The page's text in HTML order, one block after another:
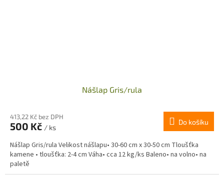
Nášlap Gris/rula
413,22 Kč bez DPH
500 Kč / ks
Do košíku
Nášlap Gris/rula Velikost nášlapu• 30-60 cm x 30-50 cm Tloušťka
kamene • tloušťka: 2-4 cm Váha• cca 12 kg/ks Baleno• na volno• na
paletě